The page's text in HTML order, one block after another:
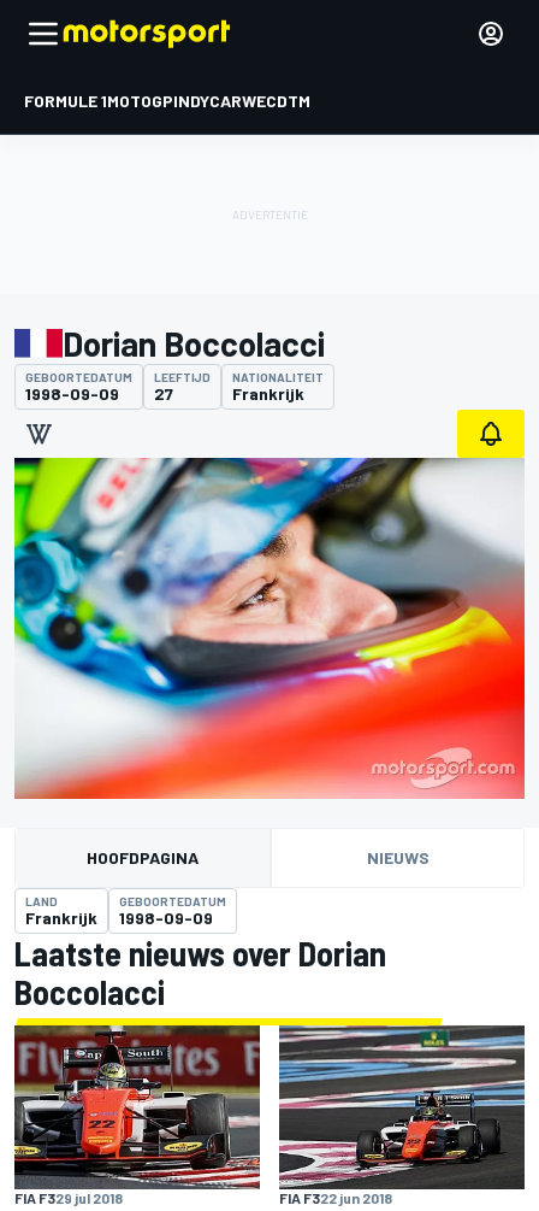
FORMULE 1MOTOGPINDYCARWECDTM
Dorian Boccolacci
GEBOORTEDATUM
1998-09-09
LEEFTIJD
27
NATIONALITEIT
Frankrijk
HOOFDPAGINA NIEUWS
LAND
Frankrijk
GEBOORTEDATUM
1998-09-09
Laatste nieuws over Dorian
Boccolacci
FIA F329 jul 2018 FIA F322 jun 2018